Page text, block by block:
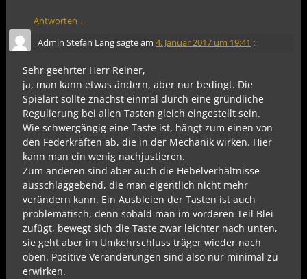
Antworten ↓
Admin Stefan Langsagte am 4. Januar 2017 um 19:41 :
Sehr geehrter Herr Reiner,
ja, man kann etwas ändern, aber nur bedingt. Die
Spielart sollte znächst einmal durch eine gründliche
Regulierung bei allen Tasten gleich eingestellt sein.
Wie schwergängig eine Taste ist, hängt zum einen von
den Federkräften ab, die in der Mechanik wirken. Hier
kann man ein wenig nachjustieren.
Zum anderen sind aber auch die Hebelverhältnisse
ausschlaggebend, die man eigentlich nicht mehr
verändern kann. Ein Ausbleien der Tasten ist auch
problematisch, denn sobald man im vorderen Teil Blei
zufügt, bewegt sich die Taste zwar leichter nach unten,
sie geht aber im Umkehrschluss träger wieder nach
oben. Positive Veränderungen sind also nur minimal zu
erwirken.